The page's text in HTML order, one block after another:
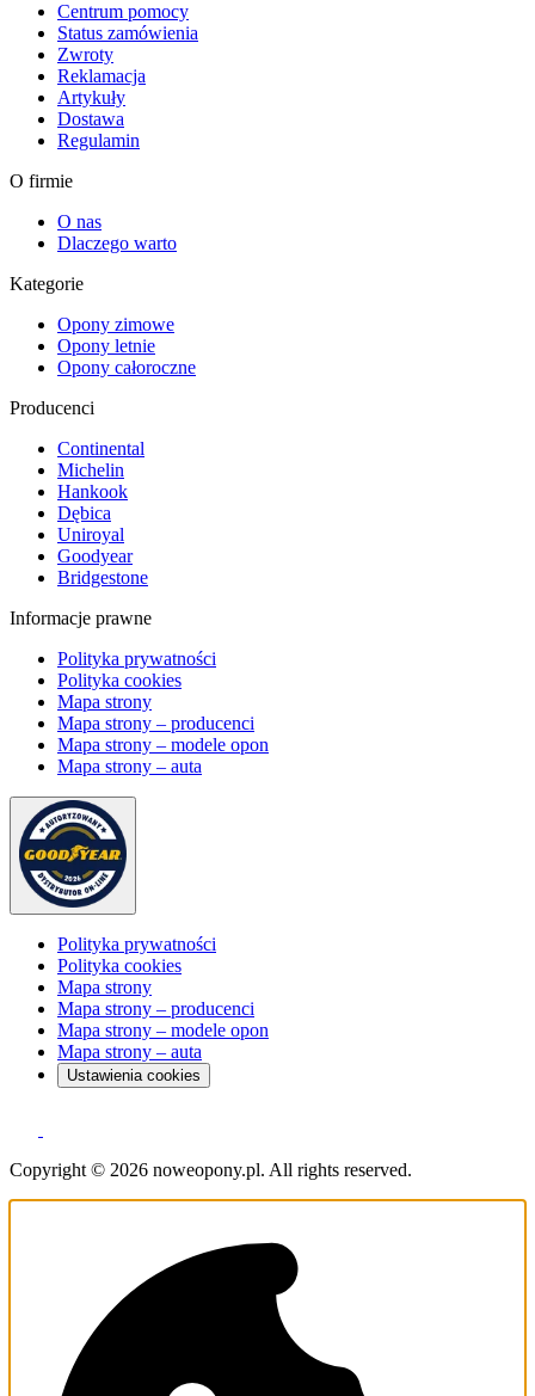
Centrum pomocy
Status zamówienia
Zwroty
Reklamacja
Artykuły
Dostawa
Regulamin
O firmie
O nas
Dlaczego warto
Kategorie
Opony zimowe
Opony letnie
Opony całoroczne
Producenci
Continental
Michelin
Hankook
Dębica
Uniroyal
Goodyear
Bridgestone
Informacje prawne
Polityka prywatności
Polityka cookies
Mapa strony
Mapa strony – producenci
Mapa strony – modele opon
Mapa strony – auta
Polityka prywatności
Polityka cookies
Mapa strony
Mapa strony – producenci
Mapa strony – modele opon
Mapa strony – auta
Ustawienia cookies
Copyright © 2026 noweopony.pl. All rights reserved.